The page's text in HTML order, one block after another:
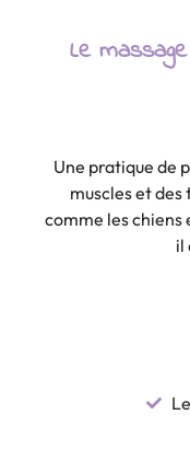
Le
Une pratique de
muscles et
comme les chiens
il